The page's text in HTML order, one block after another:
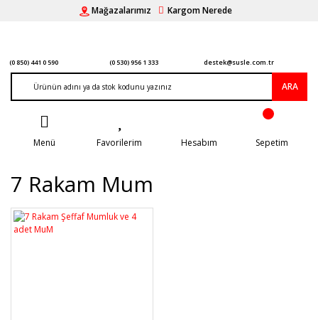
Mağazalarımız Kargom Nerede
(0 850) 441 0 590 (0 530) 956 1 333 destek@susle.com.tr
ARA
Menü Favorilerim Hesabım Sepetim
7 Rakam Mum